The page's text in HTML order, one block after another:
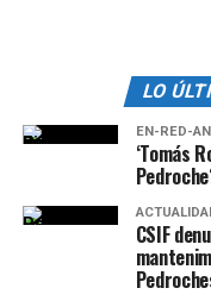
LO
EN-RED-
‘Tomás
CSIF